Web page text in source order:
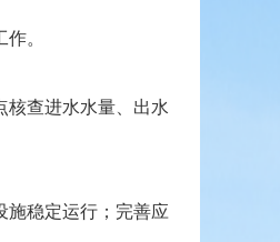
。
查进水水量、出水
稳定运行；完善应